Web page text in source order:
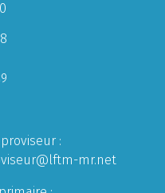
:
mr.net